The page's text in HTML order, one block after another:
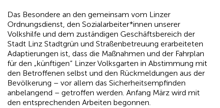
Das Besondere an den gemeinsam vom Linzer
Ordnungsdienst, den Sozialarbeiter*innen unserer
Volkshilfe und dem zuständigen Geschäftsbereich der
Stadt Linz Stadtgrün und Straßenbetreuung erarbeiteten
Adaptierungen ist, dass die Maßnahmen und der Fahrplan
für den „künftigen“ Linzer Volksgarten in Abstimmung mit
den Betroffenen selbst und den Rückmeldungen aus der
Bevölkerung – vor allem das Sicherheitsempfinden
anbelangend – getroffen werden. Anfang März wird mit
den entsprechenden Arbeiten begonnen.